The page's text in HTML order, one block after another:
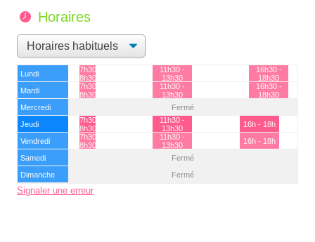
Horaires
Lundi
7h30 -
8h30
11h30 -
13h30
16h30 -
18h30
Mardi
7h30 -
8h30
11h30 -
13h30
16h30 -
18h30
Mercredi
Fermé
Jeudi
7h30 -
8h30
11h30 -
13h30
16h - 18h
Vendredi
7h30 -
8h30
11h30 -
13h30
16h - 18h
Samedi
Fermé
Dimanche
Fermé
Signaler une erreur